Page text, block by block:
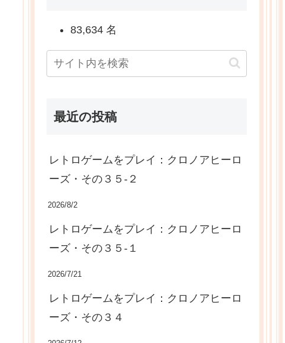
83,634 名
最近の投稿
レトロゲームをプレイ：クロノアヒーロ
ーズ・その３５-２
2026/8/2
レトロゲームをプレイ：クロノアヒーロ
ーズ・その３５-１
2026/7/21
レトロゲームをプレイ：クロノアヒーロ
ーズ・その３４